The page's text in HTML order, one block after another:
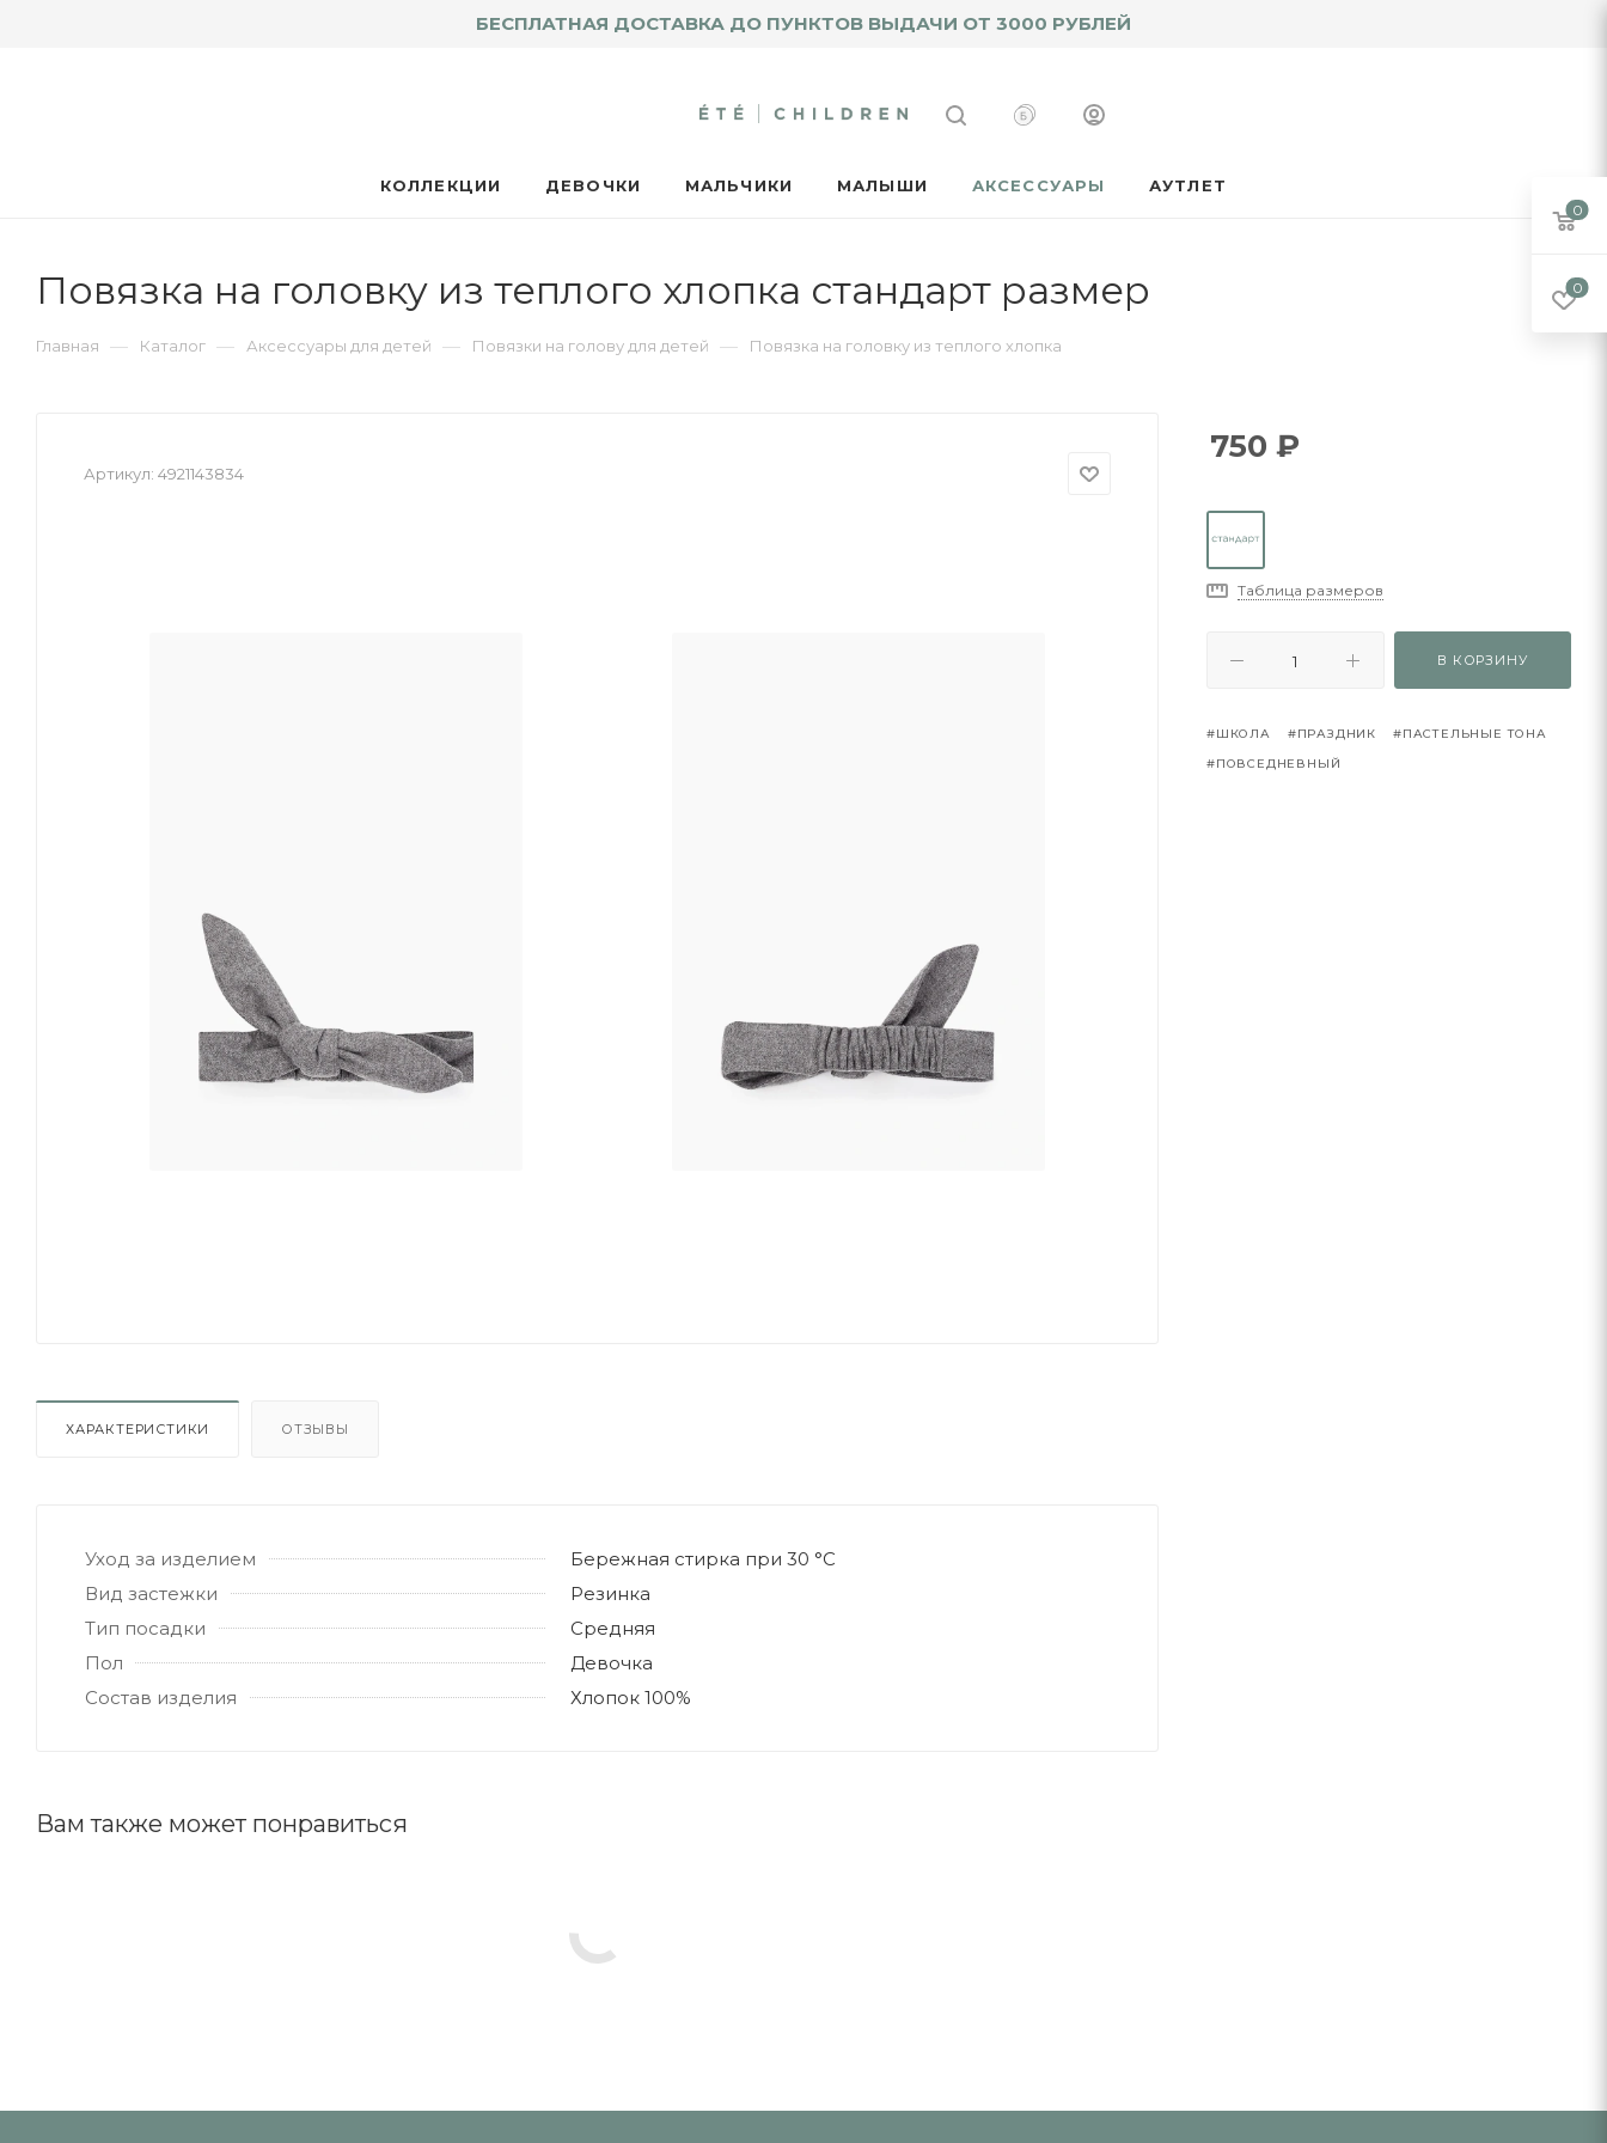
БЕСПЛАТНАЯ ДОСТАВКА ДО ПУНКТОВ ВЫДАЧИ ОТ 3000 РУБЛЕЙ
КОЛЛЕКЦИИ ДЕВОЧКИ МАЛЬЧИКИ МАЛЫШИ АКСЕССУАРЫ АУТЛЕТ
Повязка на головку из теплого хлопка стандарт размер
Главная — Каталог — Аксессуары для детей — Повязки на голову для детей — Повязка на головку из теплого хлопка
Артикул: 4921143834
ХАРАКТЕРИСТИКИ ОТЗЫВЫ
Уход за изделием
Бережная стирка при 30 °C
Вид застежки
Резинка
Тип посадки
Средняя
Пол
Девочка
Состав изделия
Хлопок 100%
Вам также может понравиться
750 ₽
Таблица размеров
В КОРЗИНУ
#ШКОЛА #ПРАЗДНИК
#ПАСТЕЛЬНЫЕ ТОНА
#ПОВСЕДНЕВНЫЙ
0
0